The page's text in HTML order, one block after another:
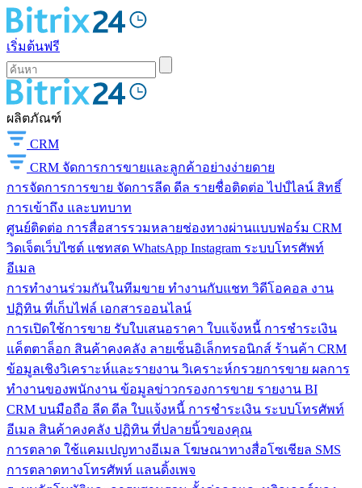
เริ่มต้นฟรี
ผลิตภัณฑ์
CRM
CRM จัดการการขายและลูกค้าอย่างง่ายดาย
การจัดการการขาย จัดการลีด ดีล รายชื่อติดต่อ ไปป์ไลน์ สิทธิ์
การเข้าถึง และบทบาท
ศูนย์ติดต่อ การสื่อสารรวมหลายช่องทางผ่านแบบฟอร์ม CRM
วิดเจ็ตเว็บไซต์ แชทสด WhatsApp Instagram ระบบโทรศัพท์
อีเมล
การทำงานร่วมกันในทีมขาย ทำงานกับแชท วิดีโอคอล งาน
ปฏิทิน ที่เก็บไฟล์ เอกสารออนไลน์
การเปิดใช้การขาย รับใบเสนอราคา ใบแจ้งหนี้ การชำระเงิน
แค็ตตาล็อก สินค้าคงคลัง ลายเซ็นอิเล็กทรอนิกส์ ร้านค้า CRM
ข้อมูลเชิงวิเคราะห์และรายงาน วิเคราะห์กรวยการขาย ผลการ
ทำงานของพนักงาน ข้อมูลข่าวกรองการขาย รายงาน BI
CRM บนมือถือ ลีด ดีล ใบแจ้งหนี้ การชำระเงิน ระบบโทรศัพท์
อีเมล สินค้าคงคลัง ปฏิทิน ที่ปลายนิ้วของคุณ
การตลาด ใช้แคมเปญทางอีเมล โฆษณาทางสื่อโซเชียล SMS
การตลาดทางโทรศัพท์ แลนดิ้งเพจ